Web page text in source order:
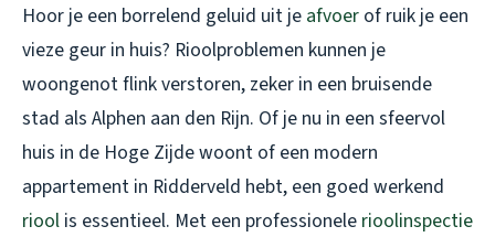
Hoor je een borrelend geluid uit je afvoer of ruik je een
vieze geur in huis? Rioolproblemen kunnen je
woongenot flink verstoren, zeker in een bruisende
stad als Alphen aan den Rijn. Of je nu in een sfeervol
huis in de Hoge Zijde woont of een modern
appartement in Ridderveld hebt, een goed werkend
riool is essentieel. Met een professionele rioolinspectie